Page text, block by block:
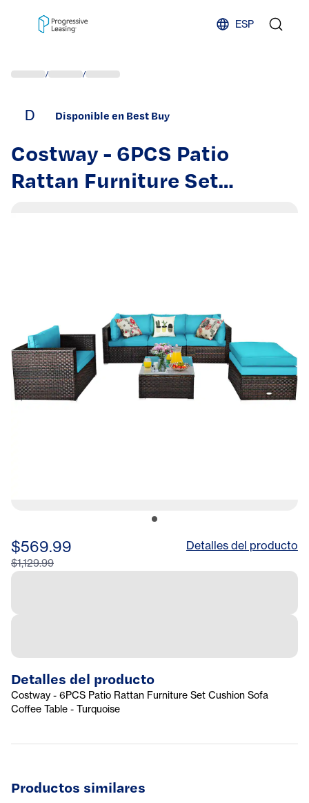
ESP
/ /
D Disponible en Best Buy
Costway - 6PCS Patio
Rattan Furniture Set
$569.99
$1,129.99
Detalles del producto
Detalles del producto
Costway - 6PCS Patio Rattan Furniture Set Cushion Sofa
Coffee Table - Turquoise
Productos similares